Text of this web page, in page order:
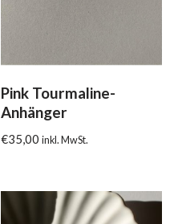
Pink Tourmaline-
Anhänger
€35,00 inkl. MwSt.